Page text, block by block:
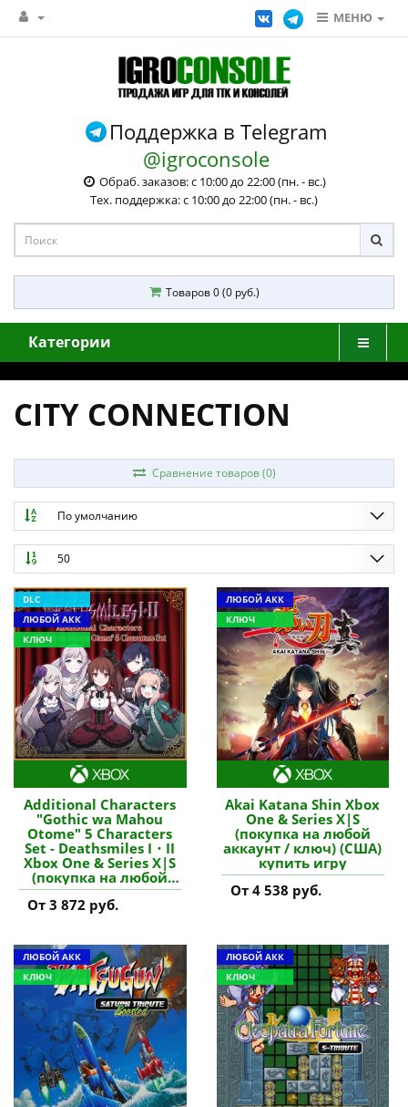
МЕНЮ
Поддержка в Telegram
@igroconsole
Обраб. заказов: с 10:00 до 22:00 (пн. - вс.)
Тех. поддержка: с 10:00 до 22:00 (пн. - вс.)
Товаров 0 (0 руб.)
Категории
CITY CONNECTION
Сравнение товаров (0)
По умолчанию
50
DLC
ЛЮБОЙ АКК
КЛЮЧ
Additional Characters
"Gothic wa Mahou
Otome" 5 Characters
Set - Deathsmiles I・II
Xbox One & Series X|S
(покупка на любой
аккаунт / ключ) (США)
купить дополнение
От 3 872 руб.
ЛЮБОЙ АКК
КЛЮЧ
Akai Katana Shin Xbox
One & Series X|S
(покупка на любой
аккаунт / ключ) (США)
купить игру
От 4 538 руб.
ЛЮБОЙ АКК
КЛЮЧ
ЛЮБОЙ АКК
КЛЮЧ